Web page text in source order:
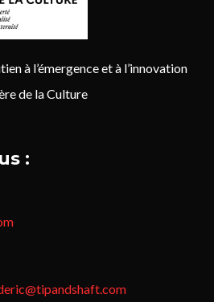
à l’émergence et à l’innovation
de la Culture
: